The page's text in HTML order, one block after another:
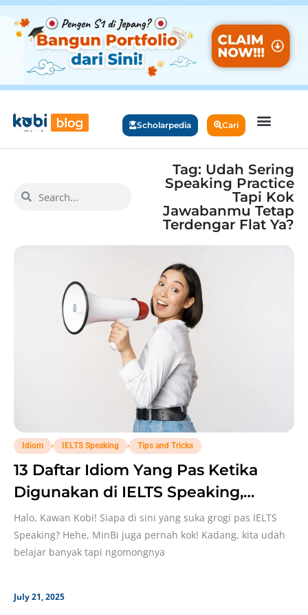
Scholarpedia Cari
Tag: Udah Sering
Speaking Practice
Tapi Kok
Jawabanmu Tetap
Terdengar Flat Ya?
Idiom IELTS Speaking Tips and Tricks
13 Daftar Idiom Yang Pas Ketika
Digunakan di IELTS Speaking,
Cocok Buat Pemula!
Halo, Kawan Kobi! Siapa di sini yang suka grogi pas IELTS
Speaking? Hehe, MinBi juga pernah kok! Kadang, kita udah
belajar banyak tapi ngomongnya
July 21, 2025